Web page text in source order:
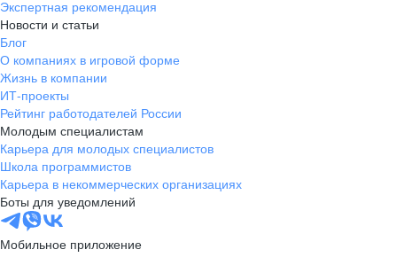
Экспертная рекомендация
Новости и статьи
Блог
О компаниях в игровой форме
Жизнь в компании
ИТ-проекты
Рейтинг работодателей России
Молодым специалистам
Карьера для молодых специалистов
Школа программистов
Карьера в некоммерческих организациях
Боты для уведомлений
Мобильное приложение